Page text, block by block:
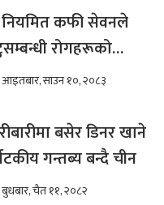
कफी सेवनले
रोगहरूको
कम हुन्छ ?
आइतबार, साउन १०, २०८३
बसेर डिनर खाने
गन्तब्य बन्दै चीन
बुधबार, चैत ११, २०८२